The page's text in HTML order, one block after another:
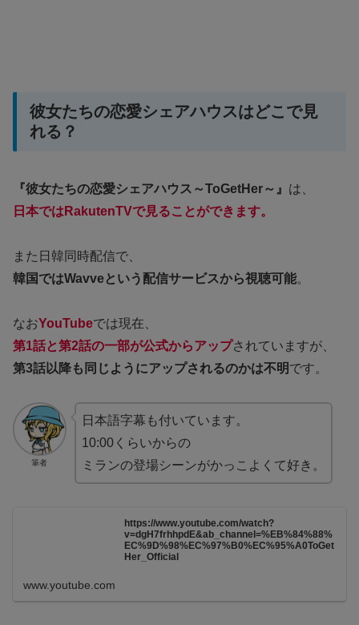
彼女たちの恋愛シェアハウスはどこで見
れる？
『彼女たちの恋愛シェアハウス～ToGetHer～』 は、
日本ではRakutenTVで見ることができます。
また日韓同時配信で、
韓国ではWavveという配信サービスから視聴可能。
なおYouTubeでは現在、
第1話と第2話の一部が公式からアップされていますが、
第3話以降も同じようにアップされるのかは不明です。
筆者
日本語字幕も付いています。
10:00くらいからの
ミランの登場シーンがかっこよくて好き。
https://www.youtube.com/watch?
v=dgH7frhhpdE&ab_channel=%EB%84%88%
EC%9D%98%EC%97%B0%EC%95%A0ToGet
Her_Official
www.youtube.com